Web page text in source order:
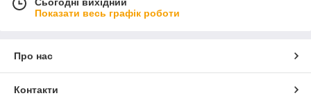
Показати весь графік роботи
Про нас
Контакти